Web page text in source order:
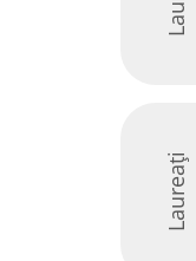
Laureați